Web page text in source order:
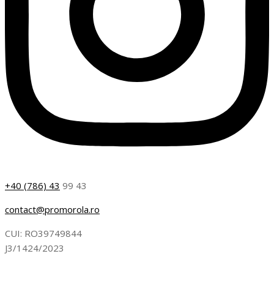
+40 (786) 43 99 43
contact@promorola.ro
CUI: RO39749844
J3/1424/2023